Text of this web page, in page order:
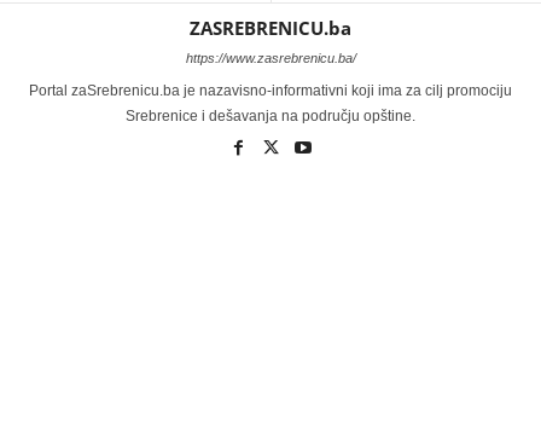
ZASREBRENICU.ba
https://www.zasrebrenicu.ba/
Portal zaSrebrenicu.ba je nazavisno-informativni koji ima za cilj promociju
Srebrenice i dešavanja na području opštine.